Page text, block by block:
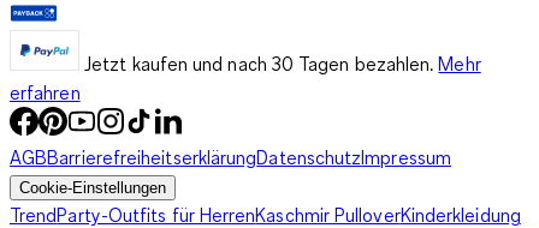
Jetzt kaufen und nach 30 Tagen bezahlen. Mehr
erfahren
AGBBarrierefreiheitserklärungDatenschutzImpressum
Cookie-Einstellungen
TrendParty-Outfits für HerrenKaschmir PulloverKinderkleidung